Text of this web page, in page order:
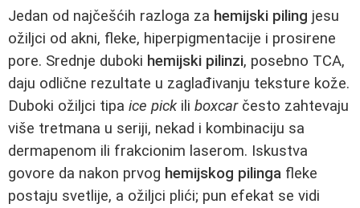
Jedan od najčešćih razloga za hemijski piling jesu
ožiljci od akni, fleke, hiperpigmentacije i prosirene
pore. Srednje duboki hemijski pilinzi, posebno TCA,
daju odlične rezultate u zaglađivanju teksture kože.
Duboki ožiljci tipa ice pickili boxcarčesto zahtevaju
više tretmana u seriji, nekad i kombinaciju sa
dermapenom ili frakcionim laserom. Iskustva
govore da nakon prvog hemijskog pilinga fleke
postaju svetlije, a ožiljci plići; pun efekat se vidi